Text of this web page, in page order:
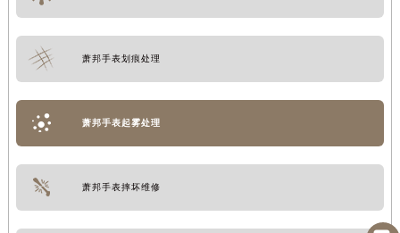
萧邦手表划痕处理
萧邦手表起雾处理
萧邦手表摔坏维修